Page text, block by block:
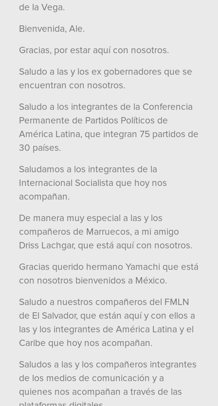
de la Vega.
Bienvenida, Ale.
Gracias, por estar aquí con nosotros.
Saludo a las y los ex gobernadores que se
encuentran con nosotros.
Saludo a los integrantes de la Conferencia
Permanente de Partidos Políticos de
América Latina, que integran 75 partidos de
30 países.
Saludamos a los integrantes de la
Internacional Socialista que hoy nos
acompañan.
De manera muy especial a las y los
compañeros de Marruecos, a mi amigo
Driss Lachgar, que está aquí con nosotros.
Gracias querido hermano Yamachi que está
con nosotros bienvenidos a México.
Saludo a nuestros compañeros del FMLN
de El Salvador, que están aquí y con ellos a
las y los integrantes de América Latina y el
Caribe que hoy nos acompañan.
Saludos a las y los compañeros integrantes
de los medios de comunicación y a
quienes nos acompañan a través de las